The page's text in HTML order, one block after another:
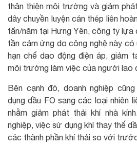
thân thiện môi trường và giảm
dây chuyền luyện cán thép liên
tấn/năm tại Hưng Yên, công ty lựa
tần cảm ứng do công nghệ này có
hạn chế dao động điện áp, giảm
môi trường làm việc của người lao
Bên cạnh đó, doanh nghiệp
dụng dầu FO sang các loại nhiên
nhằm giảm phát thải khí nhà
nghiệp, việc sử dụng khí thay thế
các thành phần khí thải so với